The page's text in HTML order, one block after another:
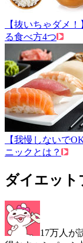
【抜いちゃダメ
る食べ方4つ
【我慢しないで
ニックとは？
ダイエット
17万人が